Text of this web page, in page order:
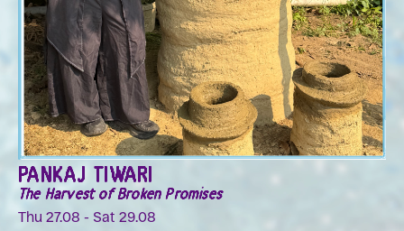
PANKAJ TIWARI
The Harvest of Broken Promises
Thu 27.08 - Sat 29.08